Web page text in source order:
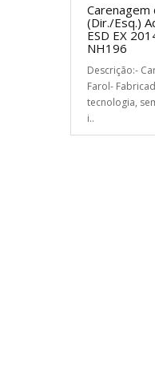
Carenagem
(Dir./Esq.)
ESD EX
NH196
Descrição:-
Farol-
tecnologia,
i..